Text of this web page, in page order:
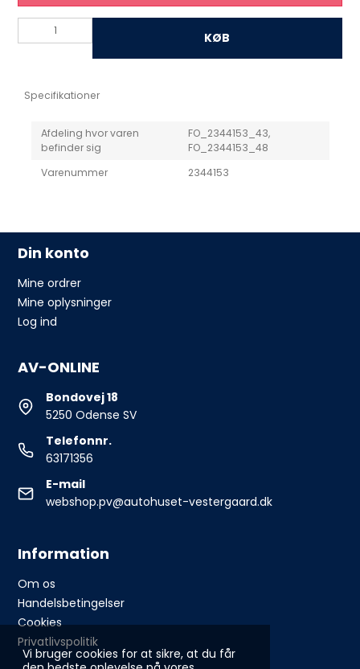
Vi bruger cookies for at sikre, at du får
KØB
Specifikationer
Afdeling hvor varen
befinder sig
FO_2344153_43,
FO_2344153_48
Varenummer
2344153
Din konto
Mine ordrer
Mine oplysninger
Log ind
AV-ONLINE
Bondovej 18
5250 Odense SV
Telefonnr.
63171356
E-mail
webshop.pv@autohuset-vestergaard.dk
Information
Om os
Handelsbetingelser
Cookies
Privatlivspolitik